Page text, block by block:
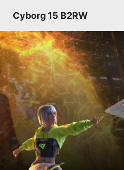
Cyborg 15 B2RW